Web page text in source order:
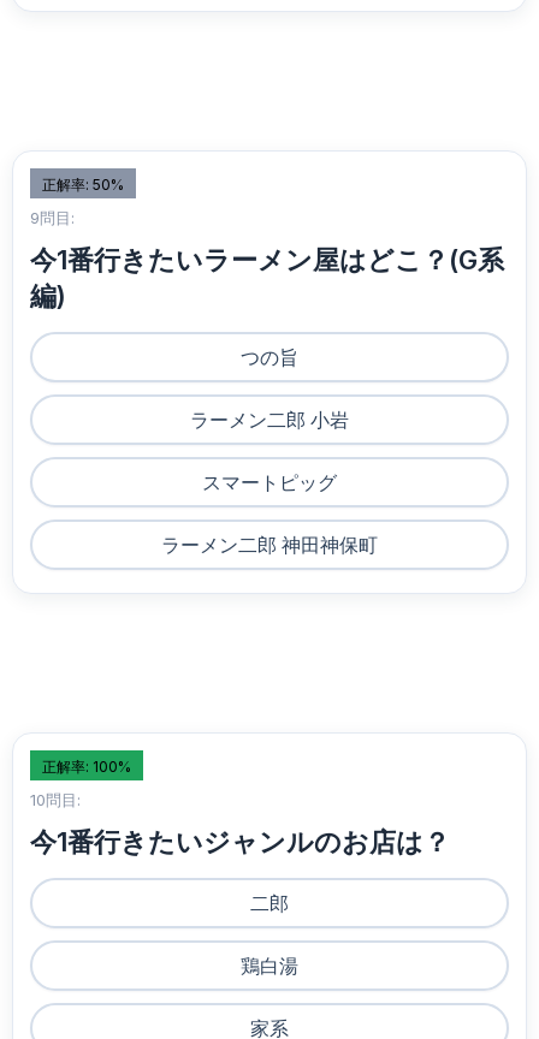
正解率: 50%
9問目:
今1番行きたいラーメン屋はどこ？(G系
編)
つの旨
ラーメン二郎 小岩
スマートピッグ
ラーメン二郎 神田神保町
正解率: 100%
10問目:
今1番行きたいジャンルのお店は？
二郎
鶏白湯
家系